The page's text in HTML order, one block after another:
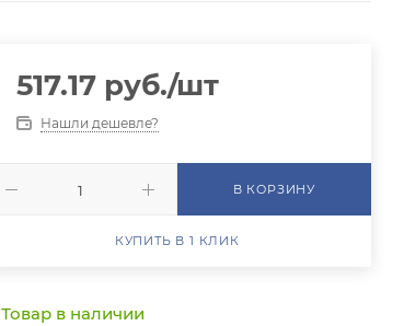
517.17руб./шт
Нашли дешевле?
В КОРЗИНУ
КУПИТЬ В 1 КЛИК
Товар в наличии